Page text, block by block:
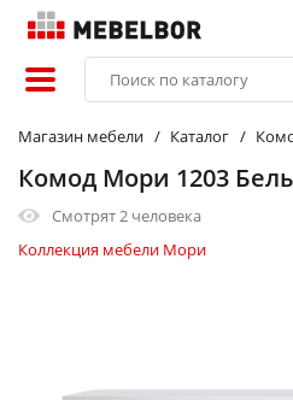
Магазин мебели Каталог
Комод Мори 1203
Смотрят2 человека
Коллекция мебели Мори